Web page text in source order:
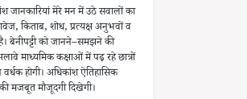
मेरे मन में उठे सवालों का
किताब, शोध, प्रत्यक्ष अनुभवों व
बेनीपट्टी को जानने–समझने की
माध्यमिक कक्षाओं में पढ़ रहे छात्रों
होगी। अधिकांश ऐतिहासिक
मजबूत मौजूदगी दिखेगी।